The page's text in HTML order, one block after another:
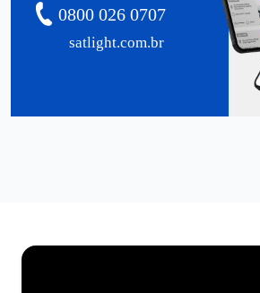
satlight.com.br
0800 026 0707